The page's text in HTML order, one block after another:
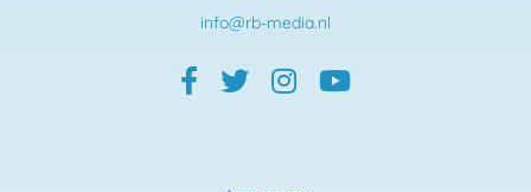
info@rb-media.nl